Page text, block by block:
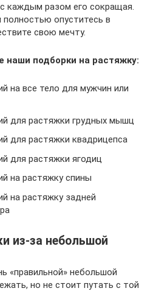
каждым разом его сокращая.
опуститесь в
свою мечту.
наши подборки на растяжку:
на все тело для мужчин или
для растяжки грудных мышц
для растяжки квадрицепса
для растяжки ягодиц
на растяжку спины
на растяжку задней
из-за небольшой
«правильной» небольшой
но не стоит путать с той